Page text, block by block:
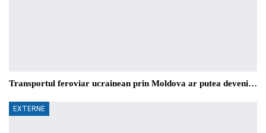
Transportul feroviar ucrainean prin Moldova ar putea deveni…
EXTERNE